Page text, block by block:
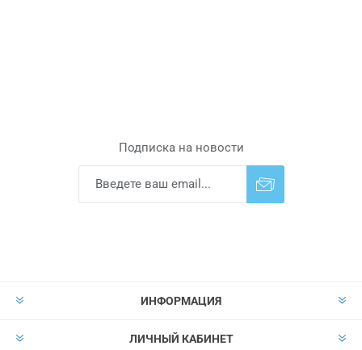
Подписка на новости
ИНФОРМАЦИЯ
ЛИЧНЫЙ КАБИНЕТ